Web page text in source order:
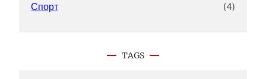
Спорт (4)
TAGS